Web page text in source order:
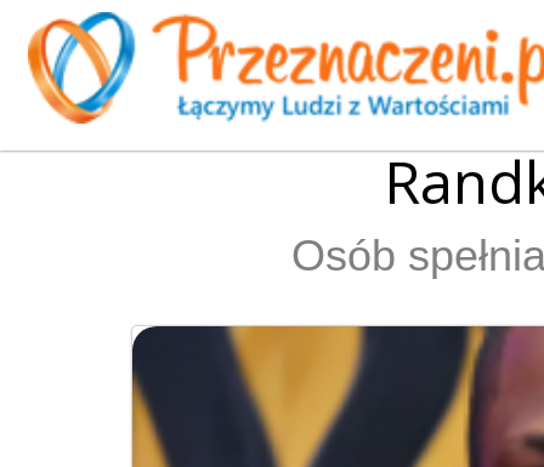
Osób